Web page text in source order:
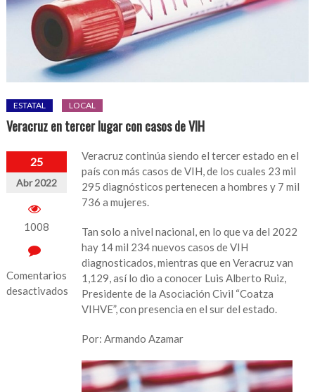
ESTATAL LOCAL
Veracruz en tercer lugar con casos de VIH
25
Abr 2022
1008
Comentarios
desactivados
Veracruz continúa siendo el tercer estado en el
país con más casos de VIH, de los cuales 23 mil
295 diagnósticos pertenecen a hombres y 7 mil
736 a mujeres.
Tan solo a nivel nacional, en lo que va del 2022
hay 14 mil 234 nuevos casos de VIH
diagnosticados, mientras que en Veracruz van
1,129, así lo dio a conocer Luis Alberto Ruiz,
Presidente de la Asociación Civil “Coatza
VIHVE”, con presencia en el sur del estado.
Por: Armando Azamar